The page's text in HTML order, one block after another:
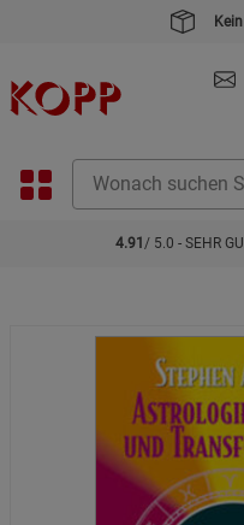
4.91 / 5.0 - SEHR